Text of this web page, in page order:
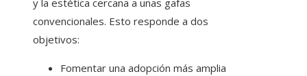
y la estética cercana a unas gafas
convencionales. Esto responde a dos
objetivos:
Fomentar una adopción más amplia